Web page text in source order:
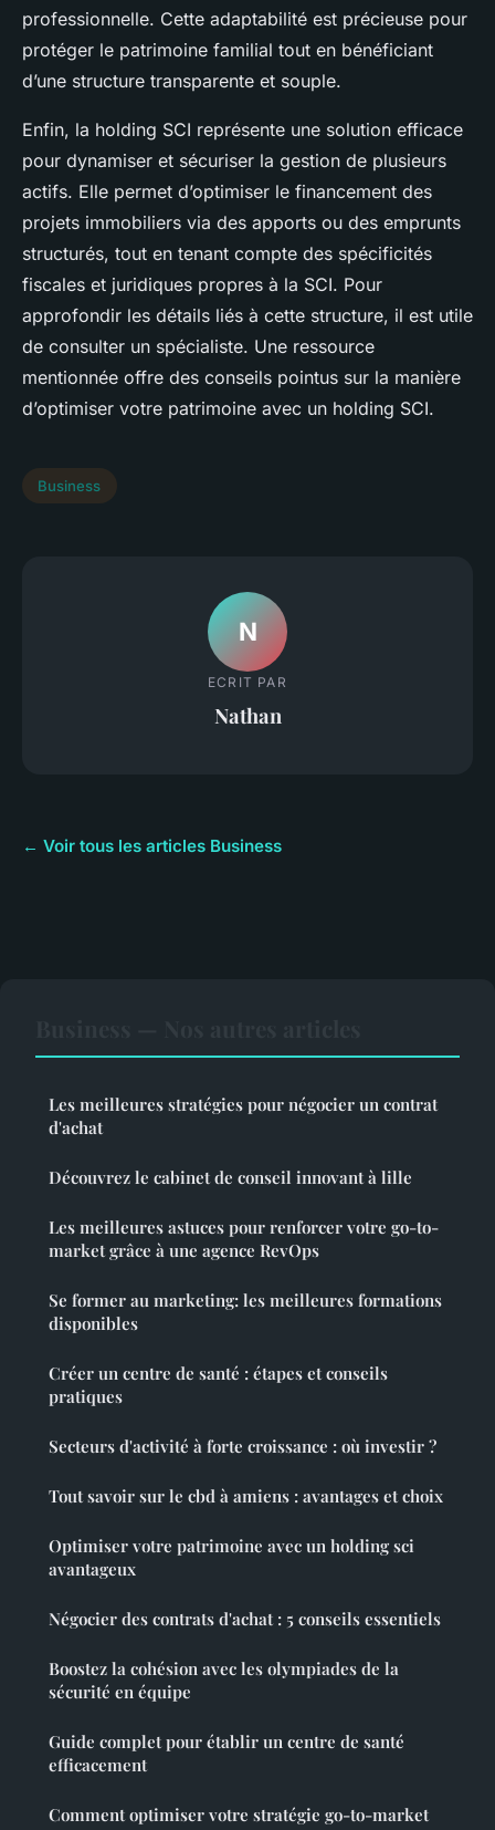
professionnelle. Cette adaptabilité est précieuse pour
protéger le patrimoine familial tout en bénéficiant
d’une structure transparente et souple.
Enfin, la holding SCI représente une solution efficace
pour dynamiser et sécuriser la gestion de plusieurs
actifs. Elle permet d’optimiser le financement des
projets immobiliers via des apports ou des emprunts
structurés, tout en tenant compte des spécificités
fiscales et juridiques propres à la SCI. Pour
approfondir les détails liés à cette structure, il est utile
de consulter un spécialiste. Une ressource
mentionnée offre des conseils pointus sur la manière
d’optimiser votre patrimoine avec un holding SCI.
Business
N
ECRIT PAR
Nathan
← Voir tous les articles Business
Les meilleures stratégies pour négocier un contrat
d'achat
Découvrez le cabinet de conseil innovant à lille
Les meilleures astuces pour renforcer votre go-to-
market grâce à une agence RevOps
Se former au marketing: les meilleures formations
disponibles
Créer un centre de santé : étapes et conseils
pratiques
Secteurs d'activité à forte croissance : où investir ?
Tout savoir sur le cbd à amiens : avantages et choix
Optimiser votre patrimoine avec un holding sci
avantageux
Négocier des contrats d'achat : 5 conseils essentiels
Boostez la cohésion avec les olympiades de la
sécurité en équipe
Guide complet pour établir un centre de santé
efficacement
Comment optimiser votre stratégie go-to-market